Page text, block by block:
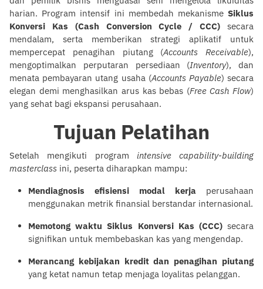
harian. Program intensif ini membedah mekanisme Siklus
Konversi Kas (Cash Conversion Cycle / CCC) secara
mendalam, serta memberikan strategi aplikatif untuk
mempercepat penagihan piutang (Accounts Receivable),
mengoptimalkan perputaran persediaan (Inventory), dan
menata pembayaran utang usaha (Accounts Payable) secara
elegan demi menghasilkan arus kas bebas (Free Cash Flow)
yang sehat bagi ekspansi perusahaan.
Tujuan Pelatihan
Setelah mengikuti program intensive capability-building
masterclass ini, peserta diharapkan mampu:
Mendiagnosis efisiensi modal kerja perusahaan
menggunakan metrik finansial berstandar internasional.
Memotong waktu Siklus Konversi Kas (CCC)secara
signifikan untuk membebaskan kas yang mengendap.
Merancang kebijakan kredit dan penagihan piutang
yang ketat namun tetap menjaga loyalitas pelanggan.